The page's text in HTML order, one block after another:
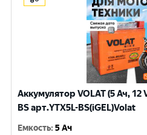
Аккумулятор VOLAT (5 Ач, 12
BS арт.YTX5L-BS(iGEL)Volat
Емкость:5 Ач